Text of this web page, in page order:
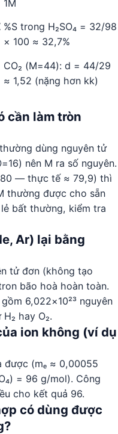
1M
%S trong H₂SO₄ = 32/98
× 100 ≈ 32,7%
CO₂ (M=44): d = 44/29
≈ 1,52 (nặng hơn kk)
cần làm tròn
dùng nguyên tử
nên M ra số nguyên.
— thực tế ≈ 79,9) thì
thường được cho sẵn
bất thường, kiểm tra
Ar) lại bằng
tử đơn (không tạo
bão hoà hoàn toàn.
6,022×10²³ nguyên
hay O₂.
ion không (ví dụ
(mₑ ≈ 0,00055
= 96 g/mol). Công
cho kết quả 96.
có dùng được